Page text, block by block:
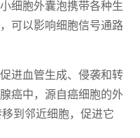
细胞外囊泡携带各种生
可以影响细胞信号通路
进血管生成、侵袭和转
癌中，源自癌细胞的外
到邻近细胞，促进它